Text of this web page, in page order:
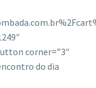
corner=”3″
do dia